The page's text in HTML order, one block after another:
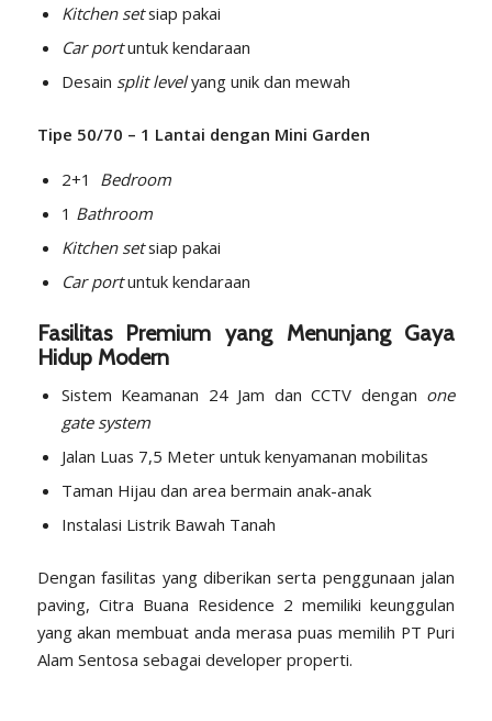
Kitchen setsiap pakai
Car portuntuk kendaraan
Desain split levelyang unik dan mewah
Tipe 50/70 – 1 Lantai dengan Mini Garden
2+1 Bedroom
1 Bathroom
Kitchen setsiap pakai
Car portuntuk kendaraan
Fasilitas Premium yang Menunjang Gaya
Hidup Modern
Sistem Keamanan 24 Jam dan CCTV dengan one
gate system
Jalan Luas 7,5 Meter untuk kenyamanan mobilitas
Taman Hijau dan area bermain anak-anak
Instalasi Listrik Bawah Tanah
Dengan fasilitas yang diberikan serta penggunaan jalan
paving, Citra Buana Residence 2 memiliki keunggulan
yang akan membuat anda merasa puas memilih PT Puri
Alam Sentosa sebagai developer properti.